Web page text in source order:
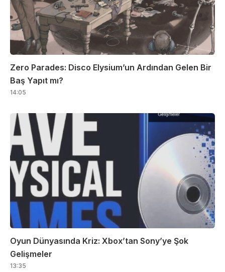
Zero Parades: Disco Elysium’un Ardından Gelen Bir
Baş Yapıt mı?
14:05
Oyun Dünyasında Kriz: Xbox’tan Sony’ye Şok
Gelişmeler
13:35